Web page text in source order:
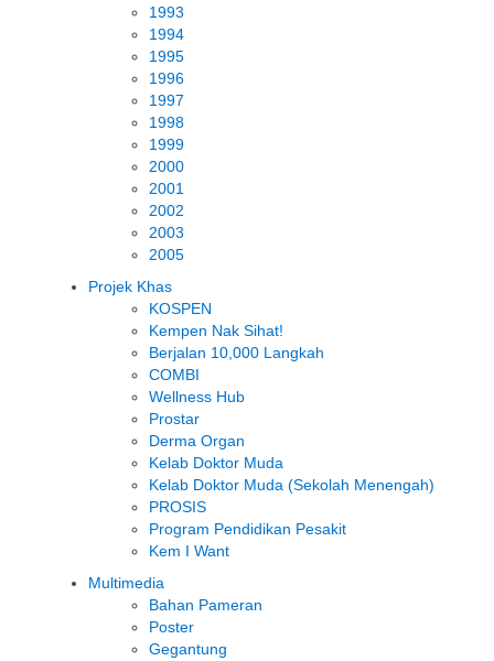
1993
1994
1995
1996
1997
1998
1999
2000
2001
2002
2003
2005
Projek Khas
KOSPEN
Kempen Nak Sihat!
Berjalan 10,000 Langkah
COMBI
Wellness Hub
Prostar
Derma Organ
Kelab Doktor Muda
Kelab Doktor Muda (Sekolah Menengah)
PROSIS
Program Pendidikan Pesakit
Kem I Want
Multimedia
Bahan Pameran
Poster
Gegantung